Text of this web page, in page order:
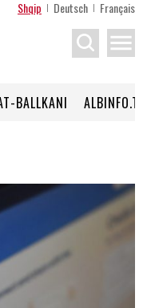
Shqip Deutsch Français
menu
BALLKANI ALBINFO.TV